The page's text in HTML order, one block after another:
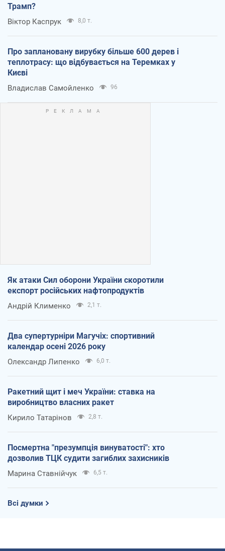
Трамп?
Віктор Каспрук 8,0 т.
Про заплановану вирубку більше 600 дерев і
теплотрасу: що відбувається на Теремках у
Києві
Владислав Самойленко 96
Як атаки Сил оборони України скоротили
експорт російських нафтопродуктів
Андрій Клименко 2,1 т.
Два супертурніри Магучіх: спортивний
календар осені 2026 року
Олександр Липенко 6,0 т.
Ракетний щит і меч України: ставка на
виробництво власних ракет
Кирило Татарінов 2,8 т.
Посмертна "презумпція винуватості": хто
дозволив ТЦК судити загиблих захисників
Марина Ставнійчук 6,5 т.
Всі думки